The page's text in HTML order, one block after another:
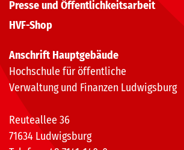
Presse und Öffentlichkeitsarbeit
HVF-Shop
Anschrift Hauptgebäude
Hochschule für öffentliche
Verwaltung und Finanzen Ludwigsburg
Reuteallee 36
71634 Ludwigsburg